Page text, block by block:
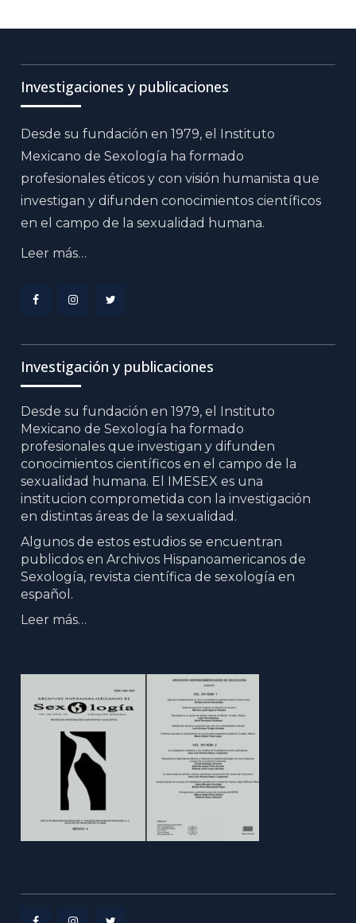
Investigaciones y publicaciones
Desde su fundación en 1979, el Instituto
Mexicano de Sexología ha formado
profesionales éticos y con visión humanista que
investigan y difunden conocimientos científicos
en el campo de la sexualidad humana.
Leer más…
Item Item Item
Investigación y publicaciones
Desde su fundación en 1979, el Instituto
Mexicano de Sexología ha formado
profesionales que investigan y difunden
conocimientos científicos en el campo de la
sexualidad humana. El IMESEX es una
institucion comprometida con la investigación
en distintas áreas de la sexualidad.
Algunos de estos estudios se encuentran
publicdos en Archivos Hispanoamericanos de
Sexología, revista científica de sexología en
español.
Leer más…